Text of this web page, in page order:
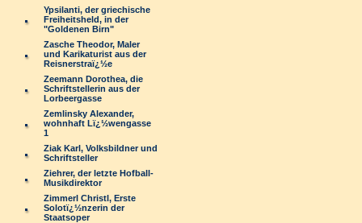
Ypsilanti, der griechische
Freiheitsheld, in der
"Goldenen Birn"
Zasche Theodor, Maler
und Karikaturist aus der
Reisnerstraï¿½e
Zeemann Dorothea, die
Schriftstellerin aus der
Lorbeergasse
Zemlinsky Alexander,
wohnhaft Lï¿½wengasse
1
Ziak Karl, Volksbildner und
Schriftsteller
Ziehrer, der letzte Hofball-
Musikdirektor
Zimmerl Christl, Erste
Solotï¿½nzerin der
Staatsoper